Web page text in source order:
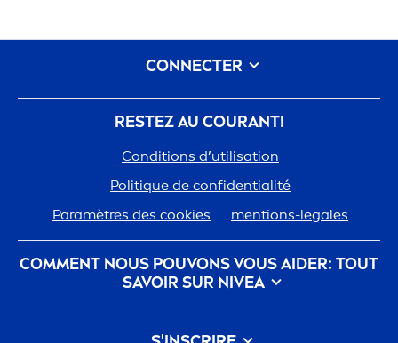
RESTEZ AU COURANT!
Conditions d’utilisation
Politique de confidentialité
Paramètres des cookies
mentions-legales
COMMENT NOUS POUVONS VOUS AIDER: TOUT
SAVOIR SUR NIVEA
nivea-histoire
Carrières chez Beiersdorf
CONNECTER